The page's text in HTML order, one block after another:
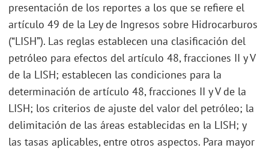
presentación de los reportes a los que se refiere el
artículo 49 de la Ley de Ingresos sobre Hidrocarburos
(“LISH”). Las reglas establecen una clasificación del
petróleo para efectos del artículo 48, fracciones II y V
de la LISH; establecen las condiciones para la
determinación de artículo 48, fracciones II y V de la
LISH; los criterios de ajuste del valor del petróleo; la
delimitación de las áreas establecidas en la LISH; y
las tasas aplicables, entre otros aspectos. Para mayor